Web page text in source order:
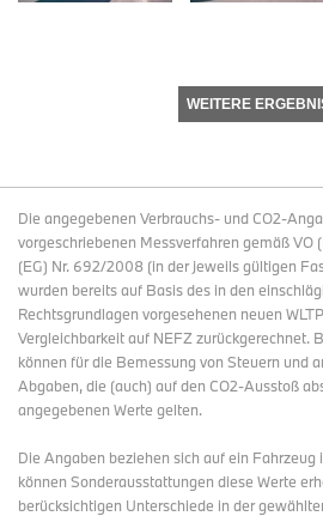
WEITERE
Die angegebenen Verbrauchs- und CO2-
vorgeschriebenen Messverfahren gemäß VO
(EG) Nr. 692/2008 (in der jeweils gültigen
wurden bereits auf Basis des in den
Rechtsgrundlagen vorgesehenen neuen
Vergleichbarkeit auf NEFZ zurückgerechnet.
können für die Bemessung von Steuern und
Abgaben, die (auch) auf den CO2-Ausstoß
angegebenen Werte gelten.
Die Angaben beziehen sich auf ein
können Sonderausstattungen diese Werte
berücksichtigen Unterschiede in der